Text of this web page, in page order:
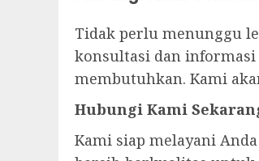
Tidak perlu menunggu
konsultasi dan
membutuhkan. Kami
Hubungi Kami
Kami siap melayani